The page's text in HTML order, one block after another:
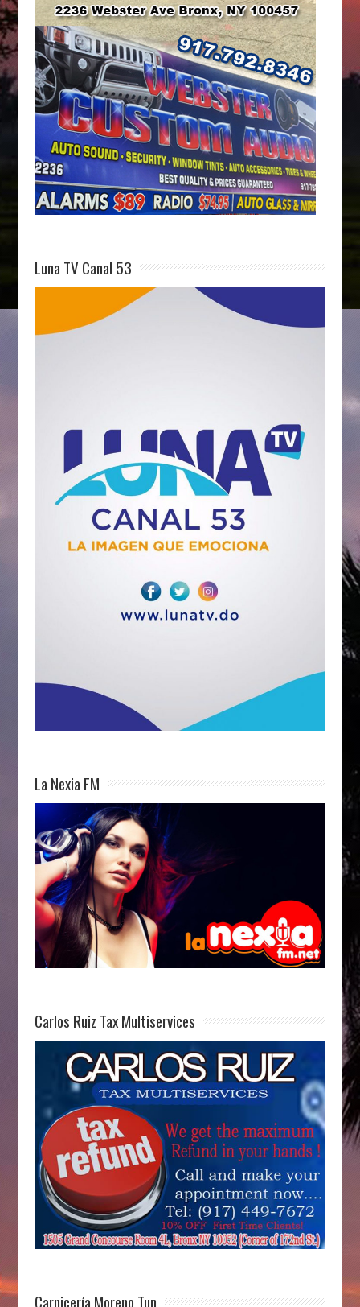
Luna TV Canal 53
La Nexia FM
Carlos Ruiz Tax Multiservices
Carnicería Moreno Tun